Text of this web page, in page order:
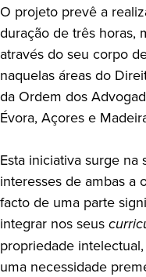
O projeto prevê a
duração de três horas,
através do seu corpo
naquelas áreas do
da Ordem dos
Évora, Açores e
Esta iniciativa surge
interesses de ambas a
facto de uma parte
integrar nos seus
propriedade
uma necessidade